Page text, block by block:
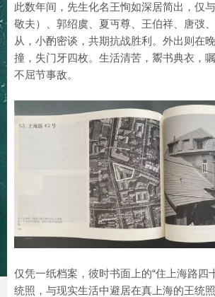
此数年间，先生化名王恂如深居简出，仅
敬夫）、郭绍虞、夏丏尊、王伯祥、唐弢
从，小酌密谈，共期抗战胜利。外出则在
撞，失门牙四枚。生活清苦，鬻书典衣，
不屈节事敌。
仅凭一纸档案，彼时书面上的“住上海路四
统照，与现实生活中避居在真上海的王统